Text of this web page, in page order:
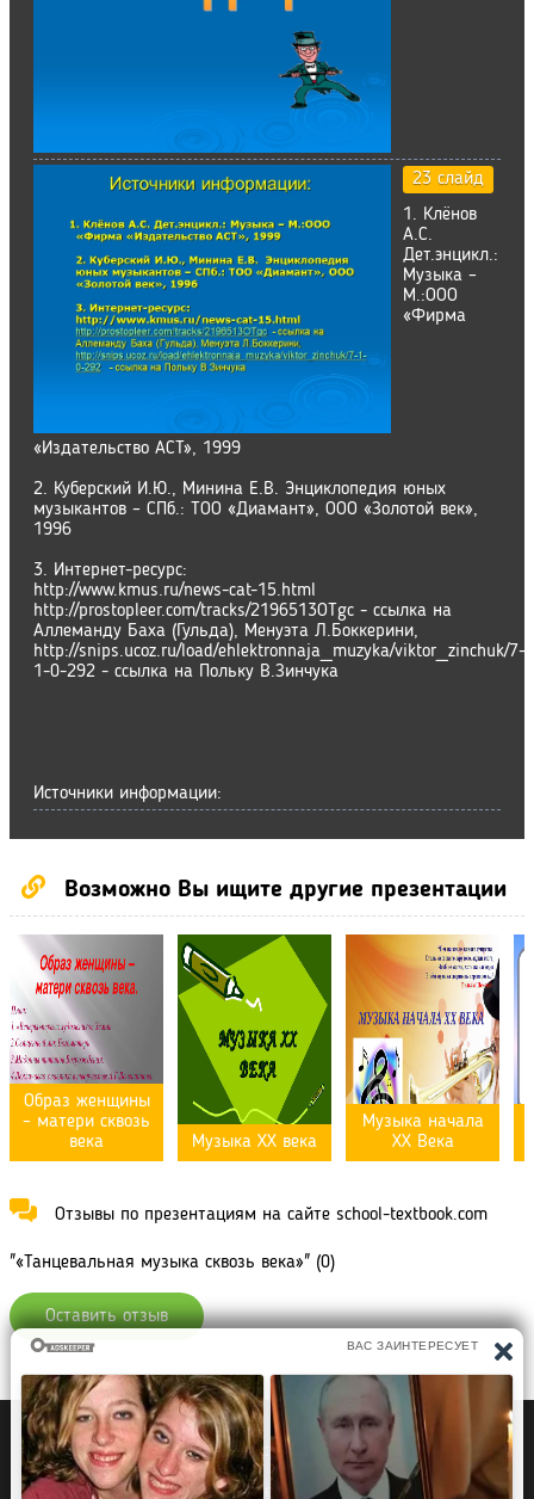
23 слайд
1. Клёнов
А.С.
Дет.энцикл.:
Музыка –
М.:ООО
«Фирма
«Издательство АСТ», 1999
2. Куберский И.Ю., Минина Е.В. Энциклопедия юных
музыкантов – СПб.: ТОО «Диамант», ООО «Золотой век»,
1996
3. Интернет-ресурс:
http://www.kmus.ru/news-cat-15.html
http://prostopleer.com/tracks/2196513OTgc - ссылка на
Аллеманду Баха (Гульда), Менуэта Л.Боккерини,
http://snips.ucoz.ru/load/ehlektronnaja_muzyka/viktor_zinchuk/7-
1-0-292 - ссылка на Польку В.Зинчука
Источники информации:
Возможно Вы ищите другие презентации
Образ женщины
– матери сквозь
века
Музыка ХХ века
Музыка начала
ХХ Века
Отзывы по презентациям на сайте school-textbook.com
"«Танцевальная музыка сквозь века»" (0)
Оставить отзыв
Политика конфиденциальности
Правообладателям
Рефераты Дипломы Курсовые работы